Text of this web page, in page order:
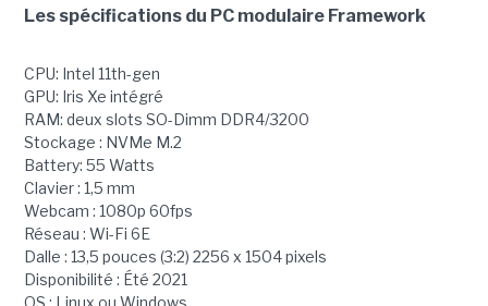
Les spécifications du PC modulaire Framework
CPU: Intel 11th-gen
GPU: Iris Xe intégré
RAM: deux slots SO-Dimm DDR4/3200
Stockage : NVMe M.2
Battery: 55 Watts
Clavier : 1,5 mm
Webcam : 1080p 60fps
Réseau : Wi-Fi 6E
Dalle : 13,5 pouces (3:2) 2256 x 1504 pixels
Disponibilité : Été 2021